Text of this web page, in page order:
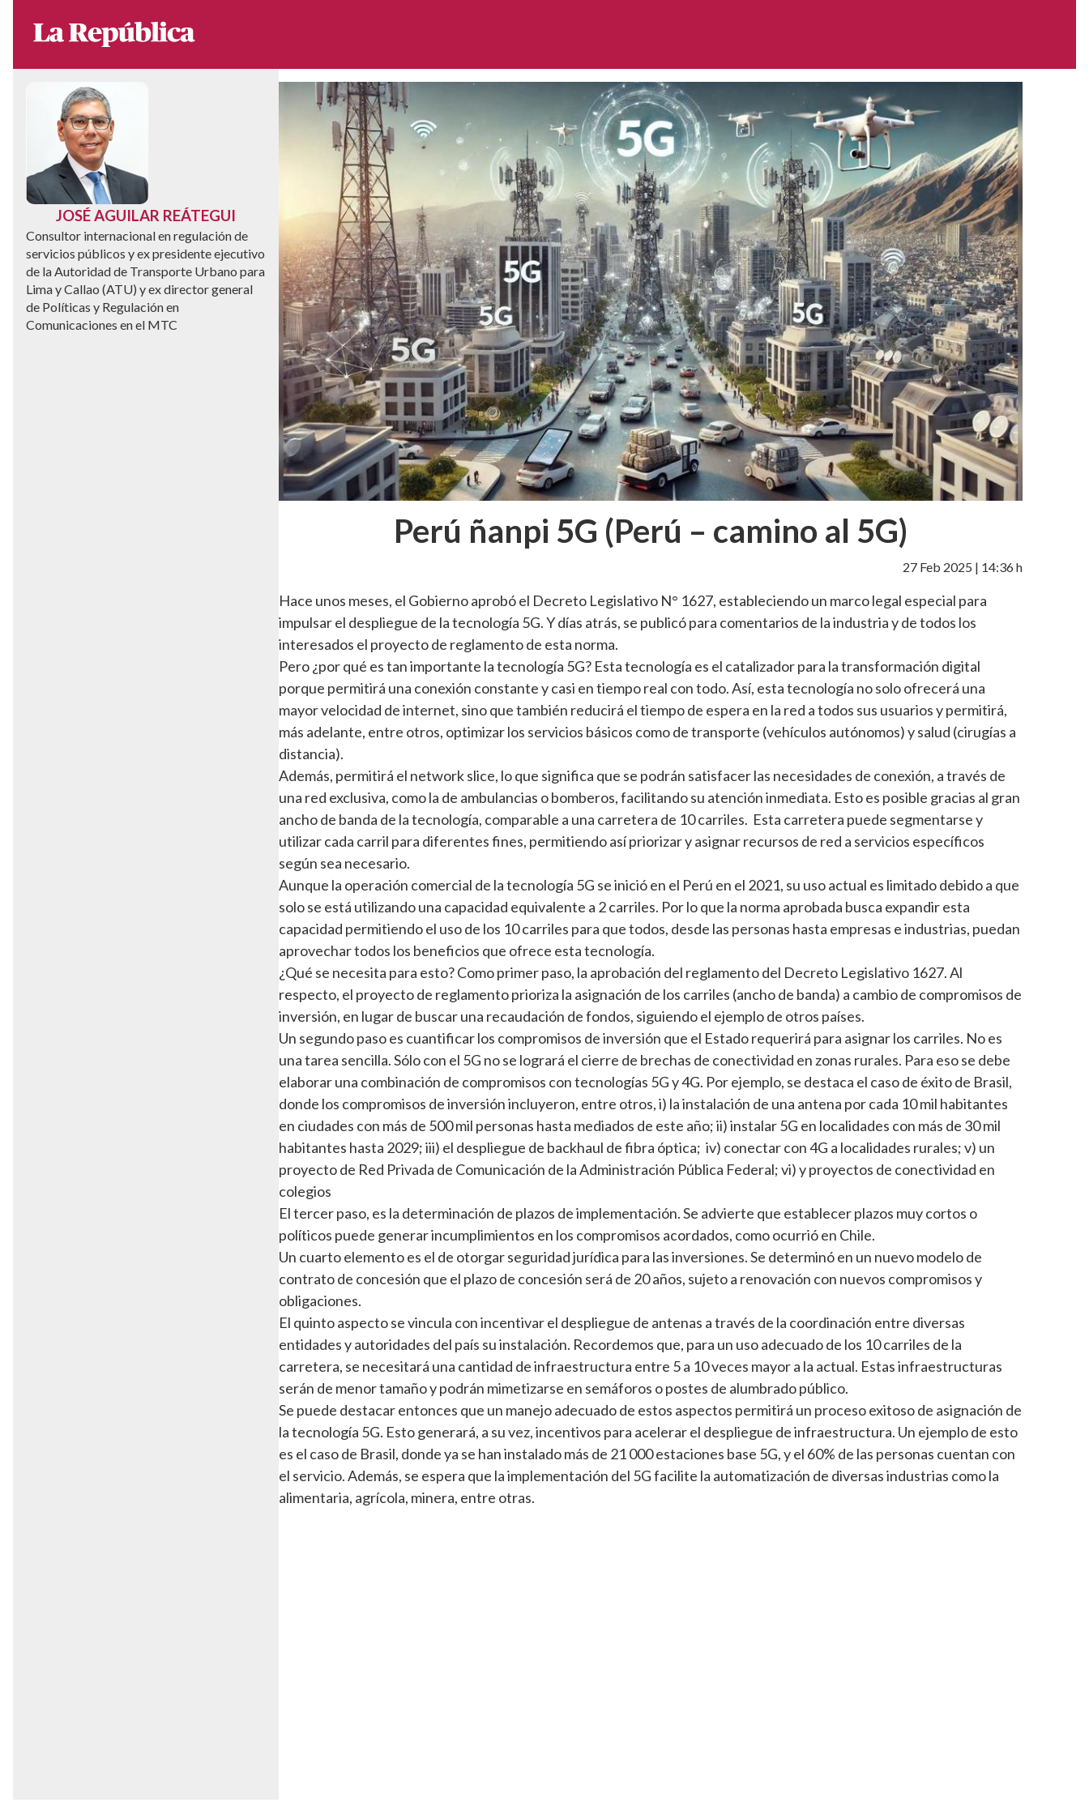
JOSÉ AGUILAR REÁTEGUI
Consultor internacional en regulación de
servicios públicos y ex presidente ejecutivo
de la Autoridad de Transporte Urbano para
Lima y Callao (ATU) y ex director general
de Políticas y Regulación en
Comunicaciones en el MTC
Perú ñanpi 5G (Perú – camino al 5G)
27 Feb 2025 | 14:36 h
Hace unos meses, el Gobierno aprobó el Decreto Legislativo N° 1627, estableciendo un marco legal especial para
impulsar el despliegue de la tecnología 5G. Y días atrás, se publicó para comentarios de la industria y de todos los
interesados el proyecto de reglamento de esta norma.
Pero ¿por qué es tan importante la tecnología 5G? Esta tecnología es el catalizador para la transformación digital
porque permitirá una conexión constante y casi en tiempo real con todo. Así, esta tecnología no solo ofrecerá una
mayor velocidad de internet, sino que también reducirá el tiempo de espera en la red a todos sus usuarios y permitirá,
más adelante, entre otros, optimizar los servicios básicos como de transporte (vehículos autónomos) y salud (cirugías a
distancia).
Además, permitirá el network slice, lo que significa que se podrán satisfacer las necesidades de conexión, a través de
una red exclusiva, como la de ambulancias o bomberos, facilitando su atención inmediata. Esto es posible gracias al gran
ancho de banda de la tecnología, comparable a una carretera de 10 carriles. Esta carretera puede segmentarse y
utilizar cada carril para diferentes fines, permitiendo así priorizar y asignar recursos de red a servicios específicos
según sea necesario.
Aunque la operación comercial de la tecnología 5G se inició en el Perú en el 2021, su uso actual es limitado debido a que
solo se está utilizando una capacidad equivalente a 2 carriles. Por lo que la norma aprobada busca expandir esta
capacidad permitiendo el uso de los 10 carriles para que todos, desde las personas hasta empresas e industrias, puedan
aprovechar todos los beneficios que ofrece esta tecnología.
¿Qué se necesita para esto? Como primer paso, la aprobación del reglamento del Decreto Legislativo 1627. Al
respecto, el proyecto de reglamento prioriza la asignación de los carriles (ancho de banda) a cambio de compromisos de
inversión, en lugar de buscar una recaudación de fondos, siguiendo el ejemplo de otros países.
Un segundo paso es cuantificar los compromisos de inversión que el Estado requerirá para asignar los carriles. No es
una tarea sencilla. Sólo con el 5G no se logrará el cierre de brechas de conectividad en zonas rurales. Para eso se debe
elaborar una combinación de compromisos con tecnologías 5G y 4G. Por ejemplo, se destaca el caso de éxito de Brasil,
donde los compromisos de inversión incluyeron, entre otros, i) la instalación de una antena por cada 10 mil habitantes
en ciudades con más de 500 mil personas hasta mediados de este año; ii) instalar 5G en localidades con más de 30 mil
habitantes hasta 2029; iii) el despliegue de backhaul de fibra óptica; iv) conectar con 4G a localidades rurales; v) un
proyecto de Red Privada de Comunicación de la Administración Pública Federal; vi) y proyectos de conectividad en
colegios
El tercer paso, es la determinación de plazos de implementación. Se advierte que establecer plazos muy cortos o
políticos puede generar incumplimientos en los compromisos acordados, como ocurrió en Chile.
Un cuarto elemento es el de otorgar seguridad jurídica para las inversiones. Se determinó en un nuevo modelo de
contrato de concesión que el plazo de concesión será de 20 años, sujeto a renovación con nuevos compromisos y
obligaciones.
El quinto aspecto se vincula con incentivar el despliegue de antenas a través de la coordinación entre diversas
entidades y autoridades del país su instalación. Recordemos que, para un uso adecuado de los 10 carriles de la
carretera, se necesitará una cantidad de infraestructura entre 5 a 10 veces mayor a la actual. Estas infraestructuras
serán de menor tamaño y podrán mimetizarse en semáforos o postes de alumbrado público.
Se puede destacar entonces que un manejo adecuado de estos aspectos permitirá un proceso exitoso de asignación de
la tecnología 5G. Esto generará, a su vez, incentivos para acelerar el despliegue de infraestructura. Un ejemplo de esto
es el caso de Brasil, donde ya se han instalado más de 21 000 estaciones base 5G, y el 60% de las personas cuentan con
el servicio. Además, se espera que la implementación del 5G facilite la automatización de diversas industrias como la
alimentaria, agrícola, minera, entre otras.